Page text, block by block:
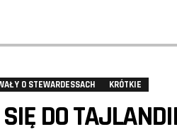
O STEWARDESSACH KRÓTKIE
DO